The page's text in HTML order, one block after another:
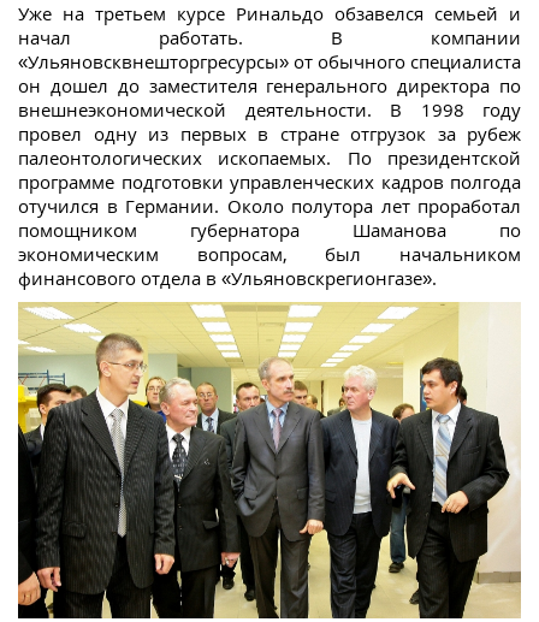
Уже на третьем курсе Ринальдо обзавелся семьей и
начал работать. В компании
«Ульяновсквнешторгресурсы» от обычного специалиста
он дошел до заместителя генерального директора по
внешнеэкономической деятельности. В 1998 году
провел одну из первых в стране отгрузок за рубеж
палеонтологических ископаемых. По президентской
программе подготовки управленческих кадров полгода
отучился в Германии. Около полутора лет проработал
помощником губернатора Шаманова по
экономическим вопросам, был начальником
финансового отдела в «Ульяновскрегионгазе».